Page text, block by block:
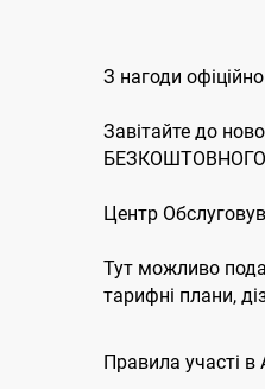
З нагоди
Завітайте до
Центр
Тут можливо
тарифні плани,
Правила участі в